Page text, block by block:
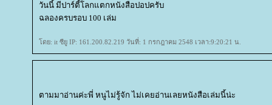
วันนี้ มีปาร์ตี้โลกแตกหนังสือปอปครับ
ฉลองครบรอบ 100 เล่ม
ดย: it ซียู IP: 161.200.82.219 วันที่: 1 กรกฎาคม 2548 เวลา:9:20:21 น.
ตามมาอ่านค่ะพี่ หนูไม่รู้จัก ไม่เคยอ่านเลยหนังสือเล่มนี้น่ะ